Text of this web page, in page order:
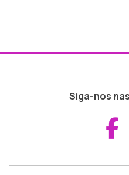
Siga-nos